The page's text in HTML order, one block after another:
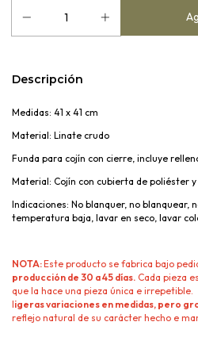
Descripción
Medidas: 41 x 41 cm
Material: Linate crudo
Funda para cojín con cierre, incluye
Material: Cojín con cubierta de poliéster
Indicaciones: No blanquer, no blanquear,
temperatura baja, lavar en seco, lavar
NOTA:Este producto se fabrica bajo
producción de 30 a 45 días. Cada pieza
que la hace una pieza única e
ligeras variaciones en medidas, pero
reflejo natural de su carácter hecho e